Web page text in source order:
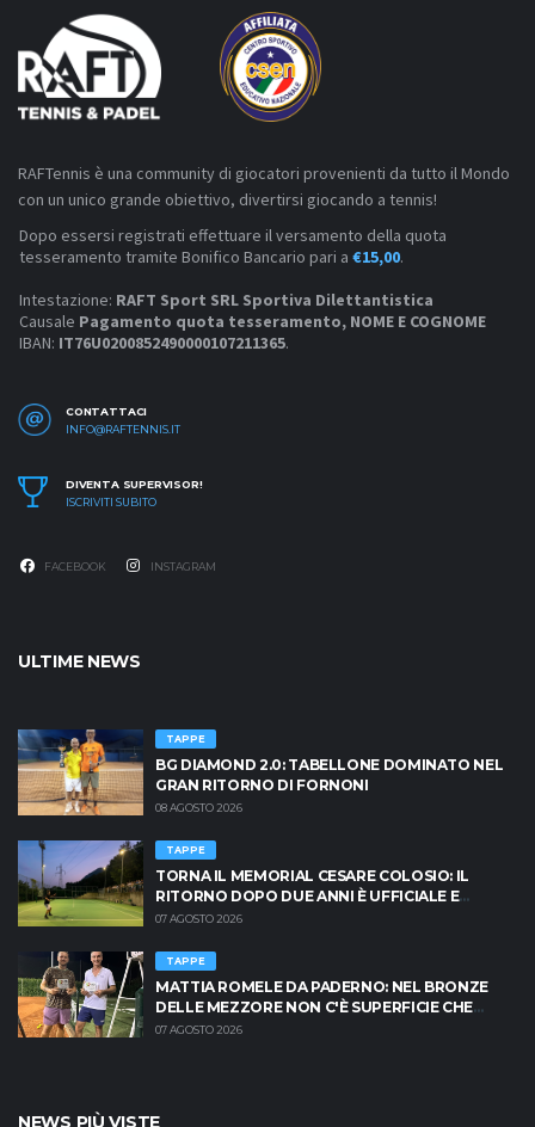
RAFTennis è una community di giocatori provenienti da tutto il Mondo
con un unico grande obiettivo, divertirsi giocando a tennis!
Dopo essersi registrati effettuare il versamento della quota
tesseramento tramite Bonifico Bancario pari a €15,00.
Intestazione: RAFT Sport SRL Sportiva Dilettantistica
Causale Pagamento quota tesseramento, NOME E COGNOME
IBAN: IT76U0200852490000107211365.
CONTATTACI
INFO@RAFTENNIS.IT
DIVENTA SUPERVISOR!
ISCRIVITI SUBITO
FACEBOOK INSTAGRAM
ULTIME NEWS
TAPPE
BG DIAMOND 2.0: TABELLONE DOMINATO NEL
GRAN RITORNO DI FORNONI
08 AGOSTO 2026
TAPPE
TORNA IL MEMORIAL CESARE COLOSIO: IL
RITORNO DOPO DUE ANNI È UFFICIALE E
BRESCIA È PRONTA AD INFIAMMARSI!
07 AGOSTO 2026
TAPPE
MATTIA ROMELE DA PADERNO: NEL BRONZE
DELLE MEZZORE NON C'È SUPERFICIE CHE
TENGA
07 AGOSTO 2026
NEWS PIÙ VISTE